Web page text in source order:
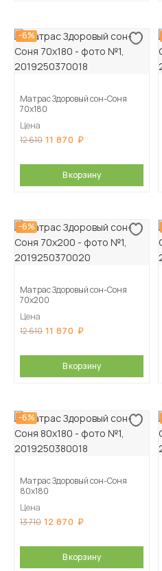
-6%
Матрас Здоровый сон-Соня
70х180
Цена
12 610 11 870
В корзину
-6%
Матрас Здоровый сон-Соня
70х200
Цена
12 610 11 870
В корзину
-6%
Матрас Здоровый сон-Соня
80х180
Цена
13 710 12 870
В корзину